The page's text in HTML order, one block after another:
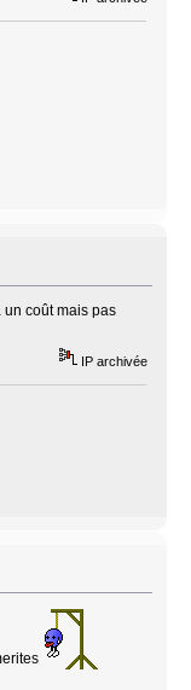
coût mais pas
IP archivée